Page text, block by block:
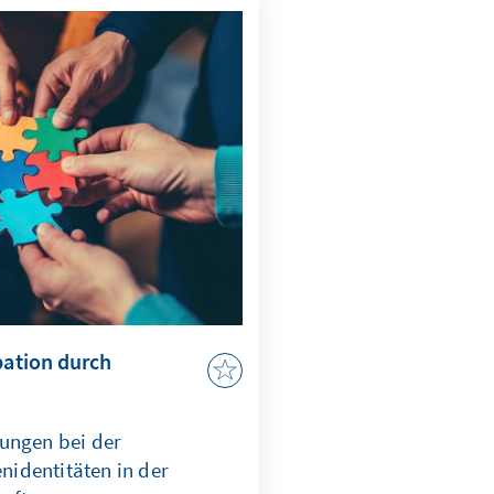
gezielt adressiert
nach ethischen
abschrecken zu
durch
bei der
in der